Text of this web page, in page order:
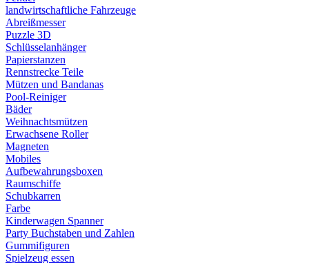
landwirtschaftliche Fahrzeuge
Abreißmesser
Puzzle 3D
Schlüsselanhänger
Papierstanzen
Rennstrecke Teile
Mützen und Bandanas
Pool-Reiniger
Bäder
Weihnachtsmützen
Erwachsene Roller
Magneten
Mobiles
Aufbewahrungsboxen
Raumschiffe
Schubkarren
Farbe
Kinderwagen Spanner
Party Buchstaben und Zahlen
Gummifiguren
Spielzeug essen